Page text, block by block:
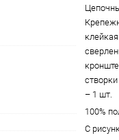
– 1 шт.
100%
С